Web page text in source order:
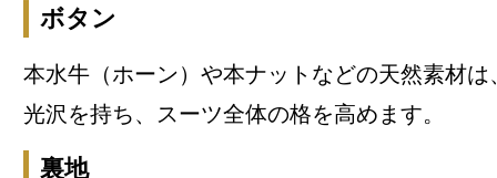
ボタン
本水牛（ホーン）や本ナットなどの天然素材
光沢を持ち、スーツ全体の格を高めます。
裏地